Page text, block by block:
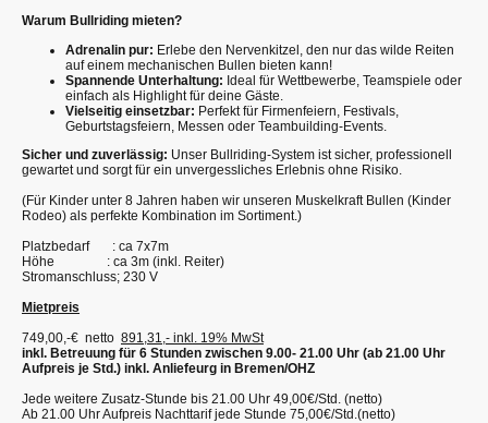
Warum Bullriding mieten?
Adrenalin pur: Erlebe den Nervenkitzel, den nur das wilde Reiten
auf einem mechanischen Bullen bieten kann!
Spannende Unterhaltung: Ideal für Wettbewerbe, Teamspiele oder
einfach als Highlight für deine Gäste.
Vielseitig einsetzbar: Perfekt für Firmenfeiern, Festivals,
Geburtstagsfeiern, Messen oder Teambuilding-Events.
Sicher und zuverlässig: Unser Bullriding-System ist sicher, professionell
gewartet und sorgt für ein unvergessliches Erlebnis ohne Risiko.
(Für Kinder unter 8 Jahren haben wir unseren Muskelkraft Bullen (Kinder
Rodeo) als perfekte Kombination im Sortiment.)
Platzbedarf : ca 7x7m
Höhe : ca 3m (inkl. Reiter)
Stromanschluss; 230 V
Mietpreis
749,00,-€ netto 891,31,- inkl. 19% MwSt
inkl. Betreuung für 6 Stunden zwischen 9.00- 21.00 Uhr (ab 21.00 Uhr
Aufpreis je Std.) inkl. Anliefeurg in Bremen/OHZ
Jede weitere Zusatz-Stunde bis 21.00 Uhr 49,00€/Std. (netto)
Ab 21.00 Uhr Aufpreis Nachttarif jede Stunde 75,00€/Std.(netto)